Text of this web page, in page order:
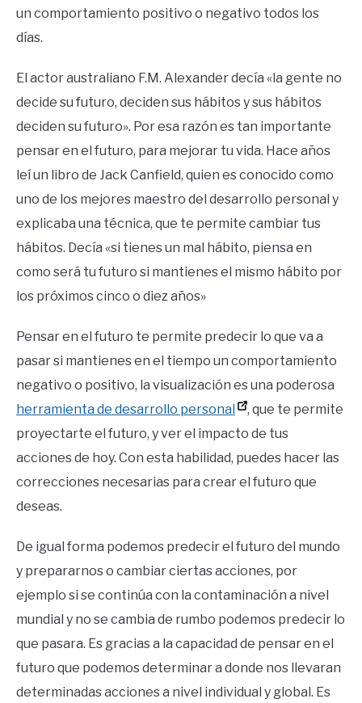
un comportamiento positivo o negativo todos los
días.
El actor australiano F.M. Alexander decía «la gente no
decide su futuro, deciden sus hábitos y sus hábitos
deciden su futuro». Por esa razón es tan importante
pensar en el futuro, para mejorar tu vida. Hace años
leí un libro de Jack Canfield, quien es conocido como
uno de los mejores maestro del desarrollo personal y
explicaba una técnica, que te permite cambiar tus
hábitos. Decía «si tienes un mal hábito, piensa en
como será tu futuro si mantienes el mismo hábito por
los próximos cinco o diez años»
Pensar en el futuro te permite predecir lo que va a
pasar si mantienes en el tiempo un comportamiento
negativo o positivo, la visualización es una poderosa
herramienta de desarrollo personal
, que te permite
proyectarte el futuro, y ver el impacto de tus
acciones de hoy. Con esta habilidad, puedes hacer las
correcciones necesarias para crear el futuro que
deseas.
De igual forma podemos predecir el futuro del mundo
y prepararnos o cambiar ciertas acciones, por
ejemplo si se continúa con la contaminación a nivel
mundial y no se cambia de rumbo podemos predecir lo
que pasara. Es gracias a la capacidad de pensar en el
futuro que podemos determinar a donde nos llevaran
determinadas acciones a nivel individual y global. Es